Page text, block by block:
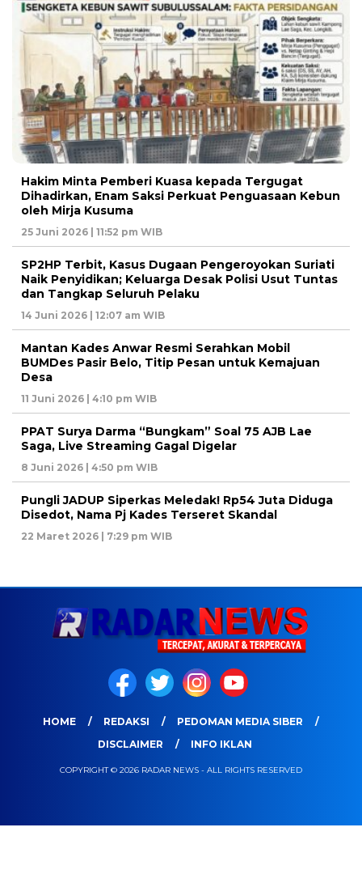
Hakim Minta Pemberi Kuasa kepada Tergugat
Dihadirkan, Enam Saksi Perkuat Penguasaan Kebun
oleh Mirja Kusuma
25 Juni 2026 | 11:52 pm WIB
SP2HP Terbit, Kasus Dugaan Pengeroyokan Suriati
Naik Penyidikan; Keluarga Desak Polisi Usut Tuntas
dan Tangkap Seluruh Pelaku
14 Juni 2026 | 12:07 am WIB
Mantan Kades Anwar Resmi Serahkan Mobil
BUMDes Pasir Belo, Titip Pesan untuk Kemajuan
Desa
11 Juni 2026 | 4:10 pm WIB
PPAT Surya Darma “Bungkam” Soal 75 AJB Lae
Saga, Live Streaming Gagal Digelar
8 Juni 2026 | 4:50 pm WIB
Pungli JADUP Siperkas Meledak! Rp54 Juta Diduga
Disedot, Nama Pj Kades Terseret Skandal
22 Maret 2026 | 7:29 pm WIB
HOME REDAKSI
PEDOMAN MEDIA SIBER
DISCLAIMER
INFO IKLAN
COPYRIGHT © 2026 RADAR NEWS - ALL RIGHTS RESERVED